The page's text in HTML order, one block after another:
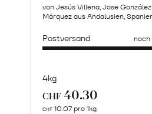
von Jesús Villena, Jose
Márquez aus Andalusien,
Postversand noch
4kg
CHF 40.30
CHF 10.07 pro 1kg